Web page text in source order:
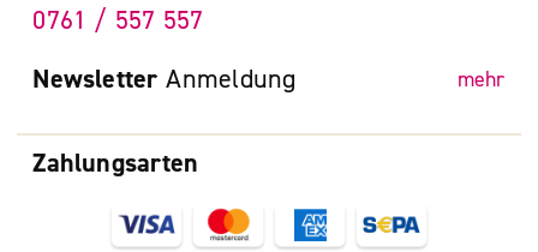
Zahlungsarten
0761 / 557 557
Newsletter Anmeldung mehr